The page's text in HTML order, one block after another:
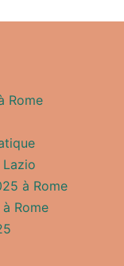
Rome
à Rome
Rome